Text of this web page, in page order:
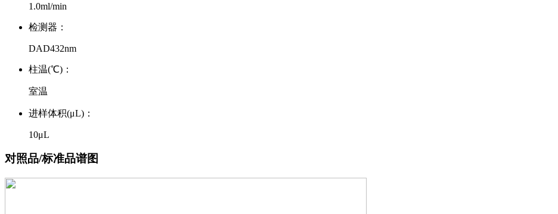
1.0ml/min
检测器：
DAD432nm
柱温(℃)：
室温
进样体积(μL)：
10μL
对照品/标准品谱图